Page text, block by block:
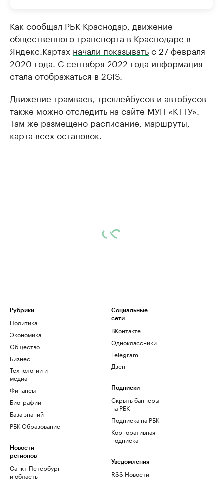
Как сообщал РБК Краснодар, движение
общественного транспорта в Краснодаре в
Яндекс.Картах начали показыватьс 27 февраля
2020 года. С сентября 2022 года информация
стала отображаться в 2GIS.
Движение трамваев, троллейбусов и автобусов
также можно отследить на сайте МУП «КТТУ».
Там же размещено расписание, маршруты,
карта всех остановок.
Рубрики
Политика
Экономика
Общество
Бизнес
Технологии и
медиа
Финансы
Биографии
База знаний
РБК Образование
Новости
регионов
Санкт-Петербург
и область
Социальные
сети
ВКонтакте
Одноклассники
Telegram
Дзен
Подписки
Скрыть баннеры
на РБК
Подписка на РБК
Корпоративная
подписка
Уведомления
RSS Новости